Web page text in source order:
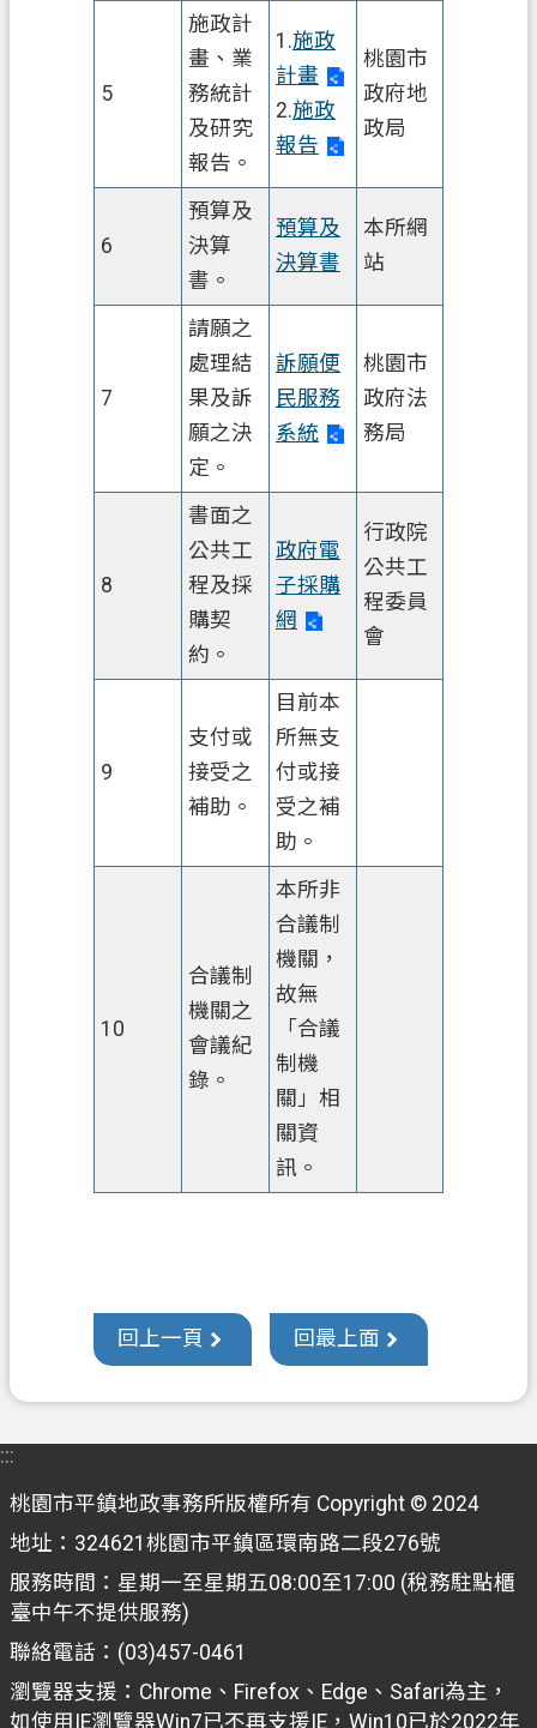
5
施政計
畫、業
務統計
及研究
報告。
1.施政
計畫
2.施政
報告
桃園市
政府地
政局
6
預算及
決算
書。
預算及
決算書
本所網
站
7
請願之
處理結
果及訴
願之決
定。
訴願便
民服務
系統
桃園市
政府法
務局
8
書面之
公共工
程及採
購契
約。
政府電
子採購
網
行政院
公共工
程委員
會
9
支付或
接受之
補助。
目前本
所無支
付或接
受之補
助。
10
合議制
機關之
會議紀
錄。
本所非
合議制
機關，
故無
「合議
制機
關」相
關資
訊。
回上一頁 回最上面
:::
桃園市平鎮地政事務所版權所有 Copyright © 2024
地址：324621桃園市平鎮區環南路二段276號
服務時間：星期一至星期五08:00至17:00 (稅務駐點櫃
臺中午不提供服務)
聯絡電話：(03)457-0461
瀏覽器支援：Chrome、Firefox、Edge、Safari為主，
如使用IE瀏覽器Win7已不再支援IE，Win10已於2022年